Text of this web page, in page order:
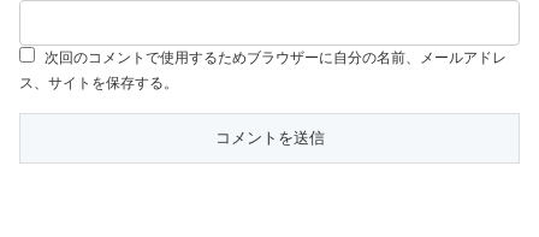
次回のコメントで使用するためブラウザーに自分の名前、メールアドレ
ス、サイトを保存する。